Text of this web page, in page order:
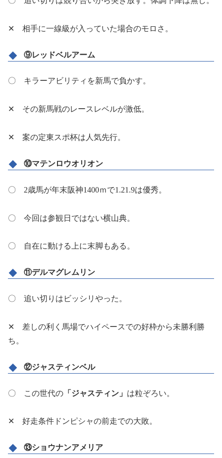
✕ 相手に一線級が入っていた場合のモロさ。
⑨レッドベルアーム
〇 キラーアビリティを新馬で負かす。
✕ その新馬戦のレースレベルが激低。
✕ 案の定東スポ杯は人気先行。
⑩マテンロウオリオン
〇 2歳馬が年末阪神1400ｍで1.21.9は優秀。
〇 今回は参観日ではない横山典。
〇 自在に動ける上に末脚もある。
⑪デルマグレムリン
〇 追い切りはビッシリやった。
✕ 差しの利く馬場でハイペースでの好枠から未勝利勝
ち。
⑫ジャスティンベル
〇 この世代の 「ジャスティン」 は粒ぞろい。
✕ 好走条件ドンピシャの前走での大敗。
⑬ショウナンアメリア